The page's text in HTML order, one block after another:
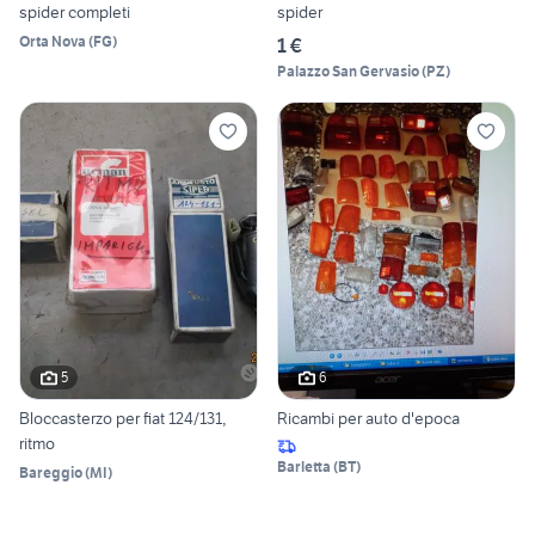
spider completi
Orta Nova (FG)
spider
1 €
Palazzo San Gervasio(PZ)
5
Bloccasterzo per fiat 124/131,
ritmo
Bareggio(MI)
6
Ricambi per auto d'epoca
Barletta (BT)